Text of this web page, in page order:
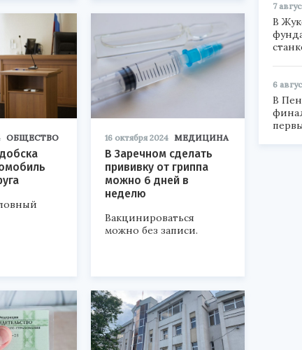
ОБЩЕСТВО 16 октября 2024 МЕДИЦИНА
В Заречном сделать
прививку от гриппа
можно 6 дней в
неделю
Вакцинироваться
можно без записи.
7
В
6
В